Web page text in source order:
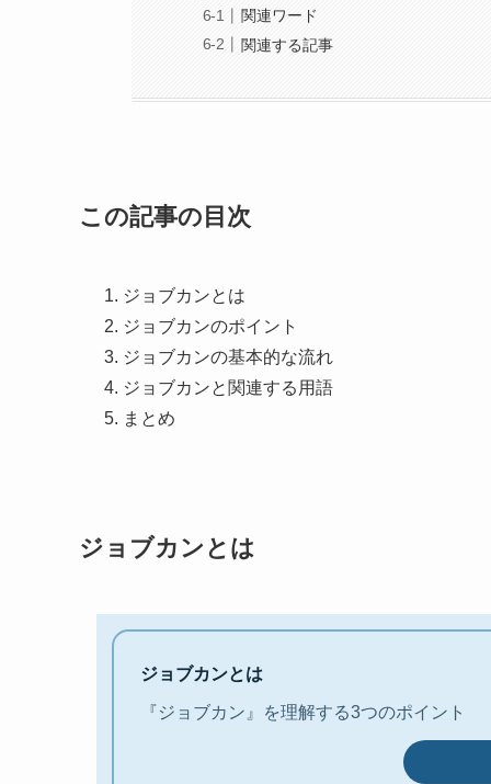
関連ワード
関連する記事
この記事の目次
ジョブカンとは
ジョブカンのポイント
ジョブカンの基本的な流れ
ジョブカンと関連する用語
まとめ
ジョブカンとは
ジョブカンとは
『ジョブカン』を理解する3つのポイント